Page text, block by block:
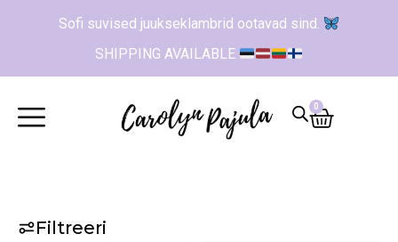
Sofi suvised juukseklambrid ootavad sind.
SHIPPING AVAILABLE
0
Filtreeri